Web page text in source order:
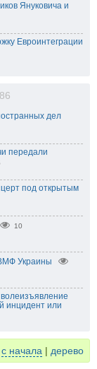
Януковича и
Евроинтеграции
дел
передали
под открытым
10
Украины
инцидент или
с начала | дерево